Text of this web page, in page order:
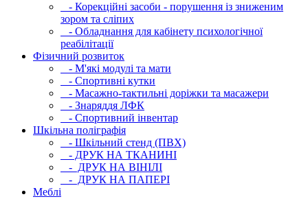
- Корекційні засоби - порушення із зниженим
зором та сліпих
- Обладнання для кабінету психологічної
реабілітації
Фізичний розвиток
- М'які модулi та мати
- Спортивні кутки
- Масажно-тактильні доріжки та масажери
- Знаряддя ЛФК
- Спортивний інвентар
Шкільна поліграфія
- Шкільний стенд (ПВХ)
- ДРУК НА ТКАНИНІ
- ДРУК НА ВІНІЛІ
- ДРУК НА ПАПЕРІ
Меблі